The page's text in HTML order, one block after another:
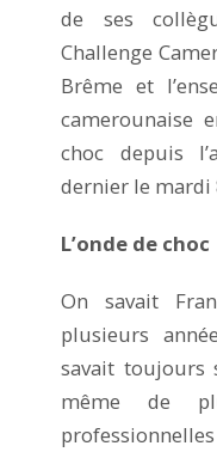
de ses
Challenge
Brême et
camerounaise
choc depuis
dernier le mardi
L’onde de choc
On savait
plusieurs
savait toujours
même de